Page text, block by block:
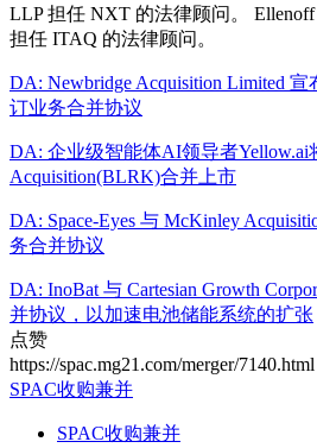
LLP 担任 NXT 的法律顾问。 Ellenoff
担任 ITAQ 的法律顾问。
DA: Newbridge Acquisition Limited 宣
订业务合并协议
DA: 企业级智能体AI领导者Yellow.ai
Acquisition(BLRK)合并上市
DA: Space-Eyes 与 McKinley
务合并协议
DA: InoBat 与 Cartesian Growth
并协议，以加速电池储能系统的扩张
点赞
https://spac.mg21.com/merger/7140.html
SPAC收购兼并
SPAC收购兼并